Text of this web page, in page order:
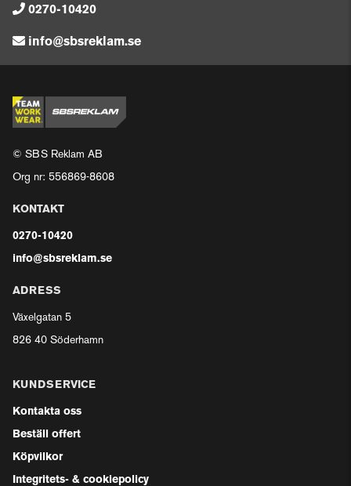
0270-10420
info@sbsreklam.se
© SBS Reklam AB
Org nr: 556869-8608
KONTAKT
0270-10420
info@sbsreklam.se
ADRESS
Växelgatan 5
826 40 Söderhamn
KUNDSERVICE
Kontakta oss
Beställ offert
Köpvilkor
Integritets- & cookiepolicy